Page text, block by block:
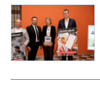
otworzy się w nowej